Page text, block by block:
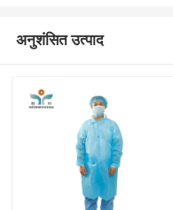
अनुशंसित उत्पाद